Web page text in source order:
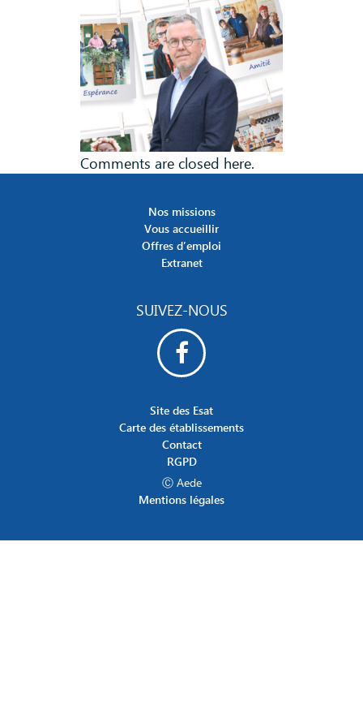
Comments are closed here.
Nos missions
Vous accueillir
Offres d’emploi
Extranet
SUIVEZ-NOUS
Site des Esat
Carte des établissements
Contact
RGPD
Ⓒ Aede
Mentions légales